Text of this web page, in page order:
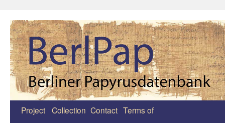
Zum
Project Collection Contact Terms of